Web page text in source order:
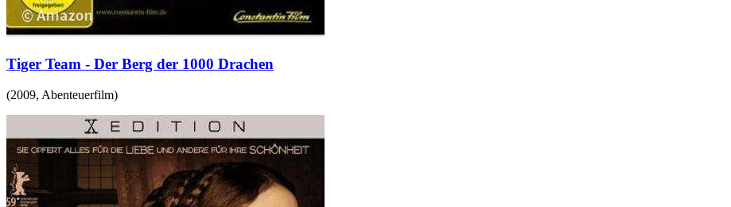
Tiger Team - Der Berg der 1000 Drachen
(2009, Abenteuerfilm)